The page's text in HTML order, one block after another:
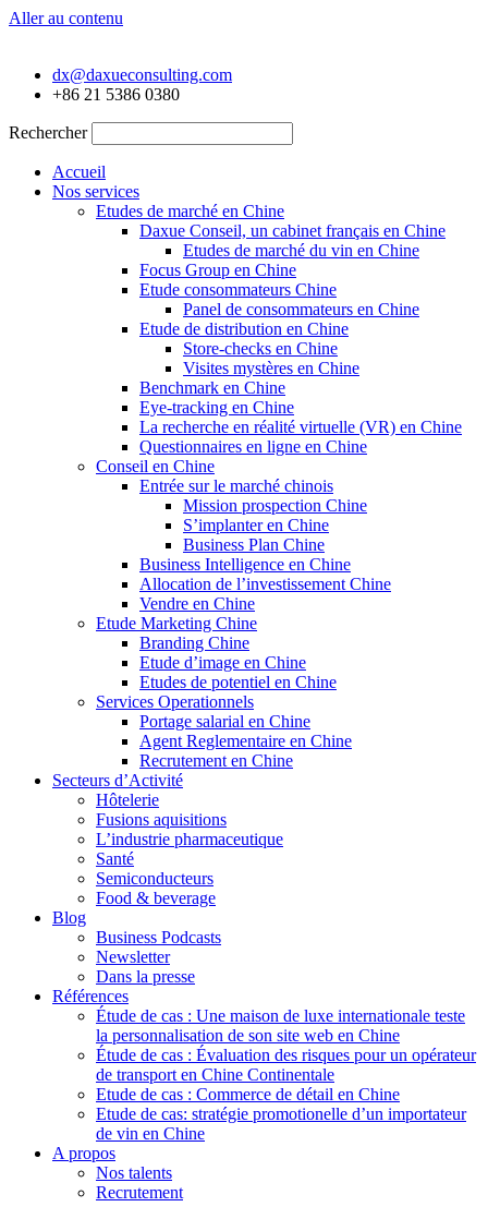
Aller au contenu
dx@daxueconsulting.com
+86 21 5386 0380
Rechercher
Accueil
Nos services
Etudes de marché en Chine
Daxue Conseil, un cabinet français en Chine
Etudes de marché du vin en Chine
Focus Group en Chine
Etude consommateurs Chine
Panel de consommateurs en Chine
Etude de distribution en Chine
Store-checks en Chine
Visites mystères en Chine
Benchmark en Chine
Eye-tracking en Chine
La recherche en réalité virtuelle (VR) en Chine
Questionnaires en ligne en Chine
Conseil en Chine
Entrée sur le marché chinois
Mission prospection Chine
S’implanter en Chine
Business Plan Chine
Business Intelligence en Chine
Allocation de l’investissement Chine
Vendre en Chine
Etude Marketing Chine
Branding Chine
Etude d’image en Chine
Etudes de potentiel en Chine
Services Operationnels
Portage salarial en Chine
Agent Reglementaire en Chine
Recrutement en Chine
Secteurs d’Activité
Hôtelerie
Fusions aquisitions
L’industrie pharmaceutique
Santé
Semiconducteurs
Food & beverage
Blog
Business Podcasts
Newsletter
Dans la presse
Références
Étude de cas : Une maison de luxe internationale teste
la personnalisation de son site web en Chine
Étude de cas : Évaluation des risques pour un opérateur
de transport en Chine Continentale
Etude de cas : Commerce de détail en Chine
Etude de cas: stratégie promotionelle d’un importateur
de vin en Chine
A propos
Nos talents
Recrutement